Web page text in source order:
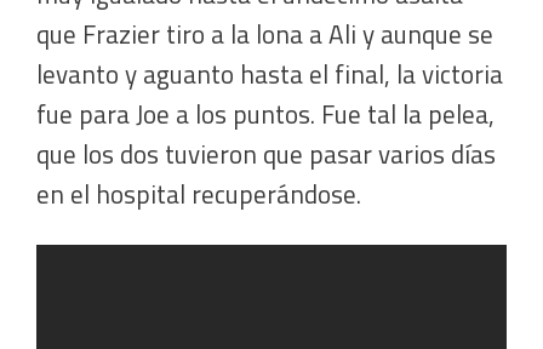
que Frazier tiro a la lona a Ali y aunque se
levanto y aguanto hasta el final, la victoria
fue para Joe a los puntos. Fue tal la pelea,
que los dos tuvieron que pasar varios días
en el hospital recuperándose.